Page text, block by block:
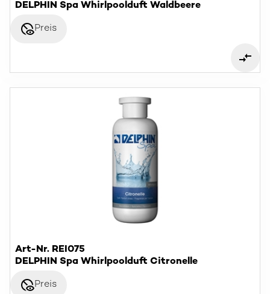
DELPHIN Spa Whirlpoolduft Waldbeere
disabled_visiblePreis
Art-Nr. REI075
DELPHIN Spa Whirlpoolduft Citronelle
disabled_visiblePreis